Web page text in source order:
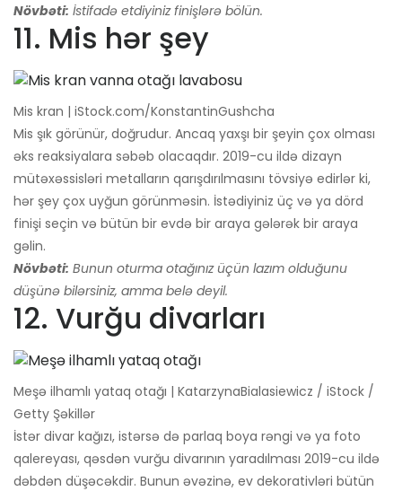
Növbəti: İstifadə etdiyiniz finişlərə bölün.
11. Mis hər şey
Mis kran | iStock.com/KonstantinGushcha
Mis şık görünür, doğrudur. Ancaq yaxşı bir şeyin çox olması
əks reaksiyalara səbəb olacaqdır. 2019-cu ildə dizayn
mütəxəssisləri metalların qarışdırılmasını tövsiyə edirlər ki,
hər şey çox uyğun görünməsin. İstədiyiniz üç və ya dörd
finişi seçin və bütün bir evdə bir araya gələrək bir araya
gəlin.
Növbəti: Bunun oturma otağınız üçün lazım olduğunu
düşünə bilərsiniz, amma belə deyil.
12. Vurğu divarları
Meşə ilhamlı yataq otağı | KatarzynaBialasiewicz / iStock /
Getty Şəkillər
İstər divar kağızı, istərsə də parlaq boya rəngi və ya foto
qalereyası, qəsdən vurğu divarının yaradılması 2019-cu ildə
dəbdən düşəcəkdir. Bunun əvəzinə, ev dekorativləri bütün